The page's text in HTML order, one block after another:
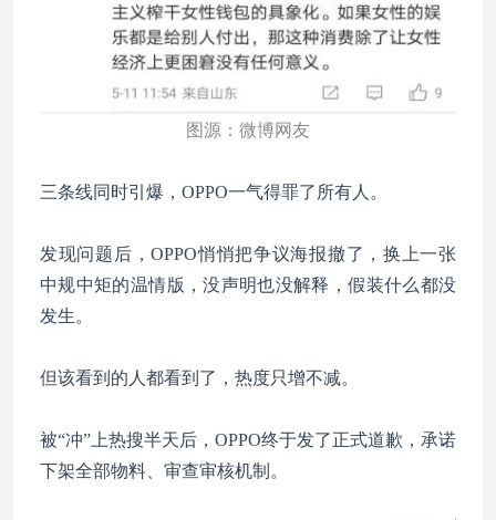
图源：微博网友
三条线同时引爆，OPPO一气得罪了所有人。
发现问题后，OPPO悄悄把争议海报撤了，换上一张
中规中矩的温情版，没声明也没解释，假装什么都没
发生。
但该看到的人都看到了，热度只增不减。
被“冲”上热搜半天后，OPPO终于发了正式道歉，承诺
下架全部物料、审查审核机制。